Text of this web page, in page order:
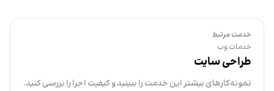
خدمت مرتبط
خدمات وب
طراحی سایت
نمونه‌کارهای بیشتر این خدمت را ببینید و کیفیت اجرا را بررسی کنید.